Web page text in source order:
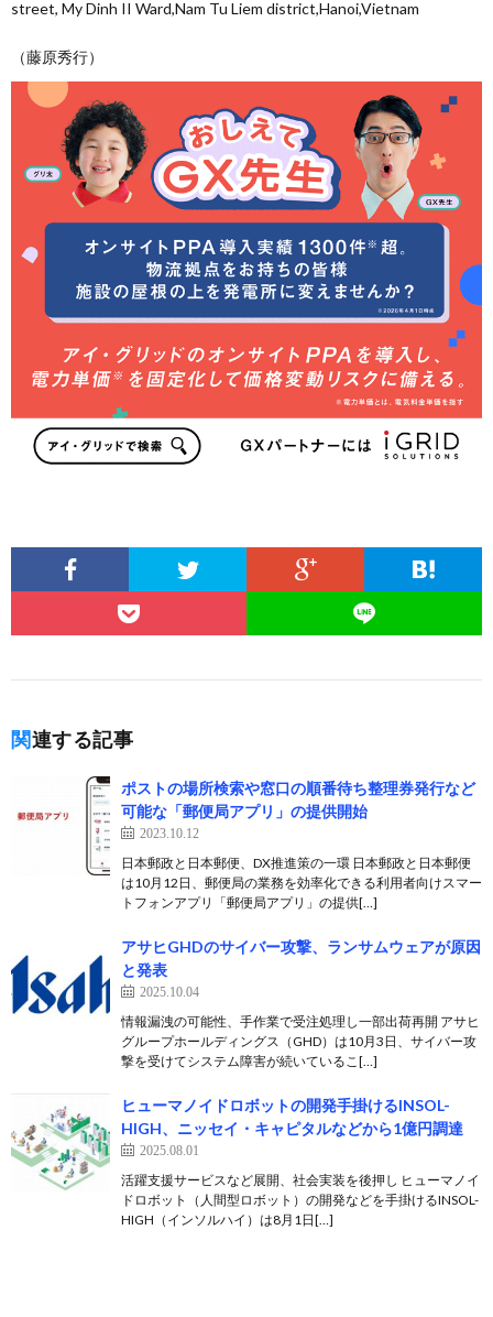
street, My Dinh II Ward,Nam Tu Liem district,Hanoi,Vietnam
（藤原秀行）
関連する記事
ポストの場所検索や窓口の順番待ち整理券発行など
可能な「郵便局アプリ」の提供開始
2023.10.12
日本郵政と日本郵便、DX推進策の一環 日本郵政と日本郵便
は10月12日、郵便局の業務を効率化できる利用者向けスマー
トフォンアプリ「郵便局アプリ」の提供[…]
アサヒGHDのサイバー攻撃、ランサムウェアが原因
と発表
2025.10.04
情報漏洩の可能性、手作業で受注処理し一部出荷再開 アサヒ
グループホールディングス（GHD）は10月3日、サイバー攻
撃を受けてシステム障害が続いているこ[…]
ヒューマノイドロボットの開発手掛けるINSOL-
HIGH、ニッセイ・キャピタルなどから1億円調達
2025.08.01
活躍支援サービスなど展開、社会実装を後押し ヒューマノイ
ドロボット（人間型ロボット）の開発などを手掛けるINSOL-
HIGH（インソルハイ）は8月1日[…]